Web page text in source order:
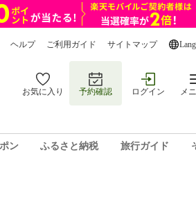
ヘルプ ご利用ガイド サイトマップ
お気に入り 予約確認 ログイン メ
ン ふるさと納税 旅行ガイド